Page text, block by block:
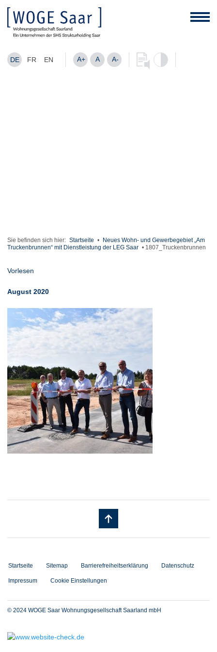
DE FR EN A+ A A-
Sie befinden sich hier: Startseite •
Neues Wohn- und Gewerbegebiet „Am
Truckenbrunnen“ mit Dienstleistung der LEG Saar • 1807_Truckenbrunnen
Vorlesen
August 2020
Startseite Sitemap Barrierefreiheitserklärung Datenschutz
Impressum Cookie Einstellungen
© 2024 WOGE Saar Wohnungsgesellschaft Saarland mbH